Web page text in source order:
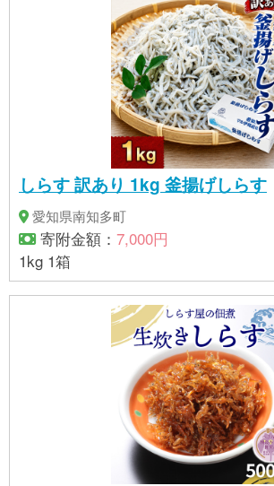
しらす 訳あり 1kg 釜揚げしらす
愛知県南知多町
寄附金額： 7,000円
1kg 1箱